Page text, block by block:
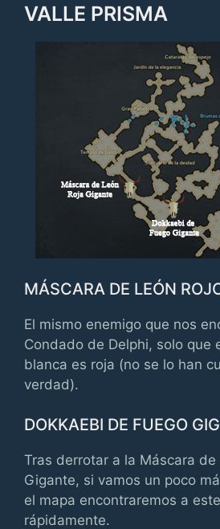
VALLE PRISMA
MÁSCARA DE LEÓN
El mismo enemigo que nos
Condado de Delphi, solo que
blanca es roja (no se lo han
verdad).
DOKKAEBI DE FUEGO
Tras derrotar a la Máscara de
Gigante, si vamos un poco
el mapa encontraremos a
rápidamente.